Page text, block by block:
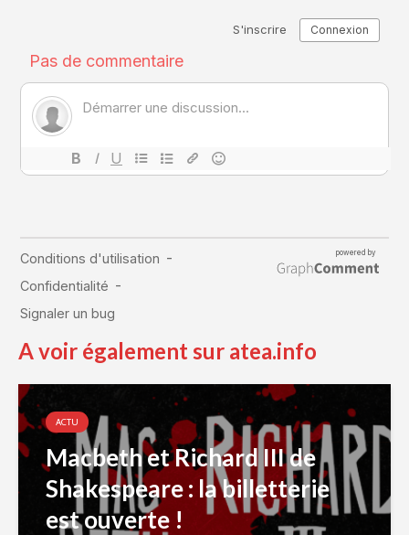
A voir également sur atea.info
ACTU
Macbeth et Richard III de
Shakespeare : la billetterie
est ouverte !